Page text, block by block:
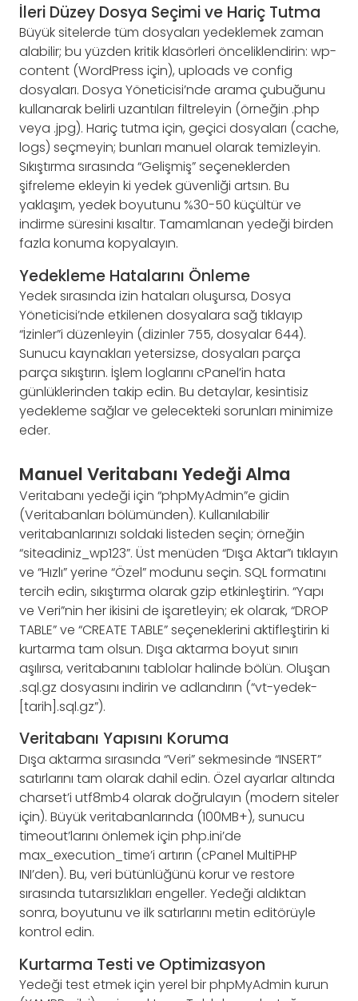
İleri Düzey Dosya Seçimi ve Hariç Tutma
Büyük sitelerde tüm dosyaları yedeklemek zaman
alabilir; bu yüzden kritik klasörleri önceliklendirin: wp-
content (WordPress için), uploads ve config
dosyaları. Dosya Yöneticisi’nde arama çubuğunu
kullanarak belirli uzantıları filtreleyin (örneğin .php
veya .jpg). Hariç tutma için, geçici dosyaları (cache,
logs) seçmeyin; bunları manuel olarak temizleyin.
Sıkıştırma sırasında “Gelişmiş” seçeneklerden
şifreleme ekleyin ki yedek güvenliği artsın. Bu
yaklaşım, yedek boyutunu %30-50 küçültür ve
indirme süresini kısaltır. Tamamlanan yedeği birden
fazla konuma kopyalayın.
Yedekleme Hatalarını Önleme
Yedek sırasında izin hataları oluşursa, Dosya
Yöneticisi’nde etkilenen dosyalara sağ tıklayıp
“İzinler”i düzenleyin (dizinler 755, dosyalar 644).
Sunucu kaynakları yetersizse, dosyaları parça
parça sıkıştırın. İşlem loglarını cPanel’in hata
günlüklerinden takip edin. Bu detaylar, kesintisiz
yedekleme sağlar ve gelecekteki sorunları minimize
eder.
Manuel Veritabanı Yedeği Alma
Veritabanı yedeği için “phpMyAdmin”e gidin
(Veritabanları bölümünden). Kullanılabilir
veritabanlarınızı soldaki listeden seçin; örneğin
“siteadiniz_wp123”. Üst menüden “Dışa Aktar”ı tıklayın
ve “Hızlı” yerine “Özel” modunu seçin. SQL formatını
tercih edin, sıkıştırma olarak gzip etkinleştirin. “Yapı
ve Veri”nin her ikisini de işaretleyin; ek olarak, “DROP
TABLE” ve “CREATE TABLE” seçeneklerini aktifleştirin ki
kurtarma tam olsun. Dışa aktarma boyut sınırı
aşılırsa, veritabanını tablolar halinde bölün. Oluşan
.sql.gz dosyasını indirin ve adlandırın (“vt-yedek-
[tarih].sql.gz”).
Veritabanı Yapısını Koruma
Dışa aktarma sırasında “Veri” sekmesinde “INSERT”
satırlarını tam olarak dahil edin. Özel ayarlar altında
charset’i utf8mb4 olarak doğrulayın (modern siteler
için). Büyük veritabanlarında (100MB+), sunucu
timeout’larını önlemek için php.ini’de
max_execution_time’i artırın (cPanel MultiPHP
INI’den). Bu, veri bütünlüğünü korur ve restore
sırasında tutarsızlıkları engeller. Yedeği aldıktan
sonra, boyutunu ve ilk satırlarını metin editörüyle
kontrol edin.
Kurtarma Testi ve Optimizasyon
Yedeği test etmek için yerel bir phpMyAdmin kurun